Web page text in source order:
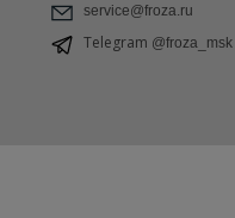
service@froza.ru
Telegram @froza_msk